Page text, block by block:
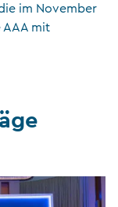
im November
AAA mit